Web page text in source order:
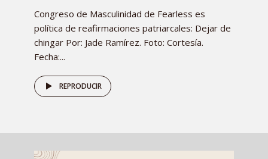
Congreso de Masculinidad de Fearless es
política de reafirmaciones patriarcales: Dejar de
chingar Por: Jade Ramírez. Foto: Cortesía.
Fecha:...
REPRODUCIR